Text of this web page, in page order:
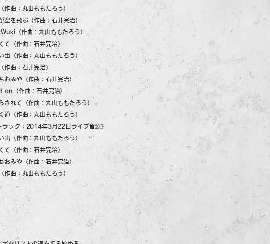
曲：丸山ももたろう）
を飛ぶ（作曲：石井完治）
（作曲：丸山ももたろう）
（作曲：石井完治）
（作曲：丸山ももたろう）
曲：石井完治）
みや（作曲：石井完治）
（作曲：石井完治）
れて（作曲：丸山ももたろう）
（作曲：丸山ももたろう）
ラック：2014年3月22日ライブ音源》
（作曲：丸山ももたろう）
（作曲：石井完治）
みや（作曲：石井完治）
曲：丸山ももたろう）